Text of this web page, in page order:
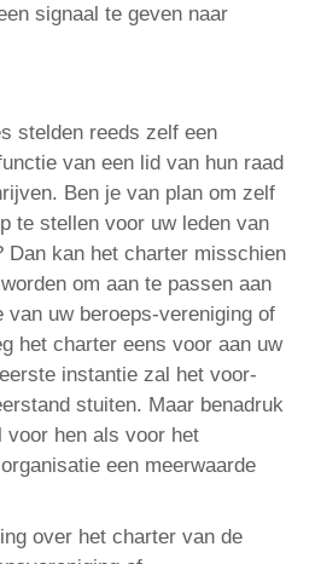
signaal te geven naar
stelden reeds zelf een
van een lid van hun raad
Ben je van plan om zelf
te stellen voor uw leden van
Dan kan het charter misschien
om aan te passen aan
uw beroeps-vereniging of
het charter eens voor aan uw
instantie zal het voor-
stuiten. Maar benadruk
voor hen als voor het
een meerwaarde
over het charter van de